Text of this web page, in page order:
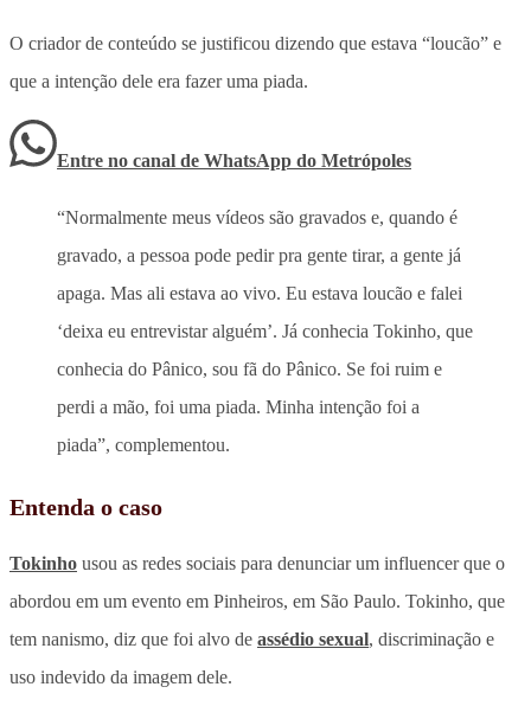
O criador de conteúdo se justificou dizendo que estava “loucão” e
que a intenção dele era fazer uma piada.
Entre no canal de WhatsApp do Metrópoles
“Normalmente meus vídeos são gravados e, quando é
gravado, a pessoa pode pedir pra gente tirar, a gente já
apaga. Mas ali estava ao vivo. Eu estava loucão e falei
‘deixa eu entrevistar alguém’. Já conhecia Tokinho, que
conhecia do Pânico, sou fã do Pânico. Se foi ruim e
perdi a mão, foi uma piada. Minha intenção foi a
piada”, complementou.
Entenda o caso
Tokinho usou as redes sociais para denunciar um influencer que o
abordou em um evento em Pinheiros, em São Paulo. Tokinho, que
tem nanismo, diz que foi alvo de assédio sexual, discriminação e
uso indevido da imagem dele.